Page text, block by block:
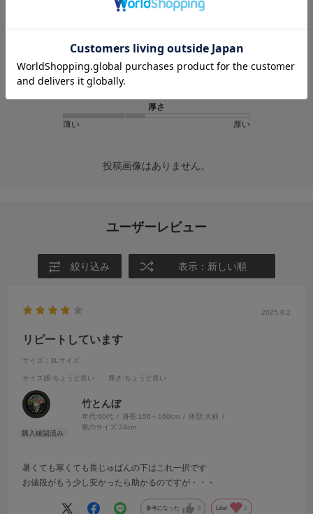
★ 2 (0)
(0)
厚さ
薄い
厚い
投稿画像はありません。
ユーザーレビュー
絞り込み 表示：新しい順
2025.8.2
リピートしています
サイズ：3Lサイズ
サイズ感:ちょうど良い 厚さ :ちょうど良い
竹とんぼ
年代:60代 身長:156～160cm 体型:大柄
靴のサイズ:24cm
暑くても寒くても長じゅばんの下はこれ一択です
お値段がもう少し安かったら助かるのですが・・・
参考になった 3 Like! 2